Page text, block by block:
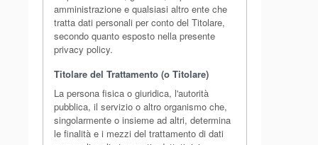
amministrazione e qualsiasi altro ente che
tratta dati personali per conto del Titolare,
secondo quanto esposto nella presente
privacy policy.
Titolare del Trattamento (o Titolare)
La persona fisica o giuridica, l'autorità
pubblica, il servizio o altro organismo che,
singolarmente o insieme ad altri, determina
le finalità e i mezzi del trattamento di dati